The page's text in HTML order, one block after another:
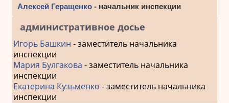
Алексей Геращенко- начальник инспекции
административное досье
Игорь Башкин - заместитель начальника
инспекции
Мария Булгакова - заместитель начальника
инспекции
Екатерина Кузьменко - заместитель начальника
инспекции